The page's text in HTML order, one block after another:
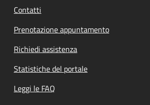
Contatti
Prenotazione appuntamento
Richiedi assistenza
Statistiche del portale
Leggi le FAQ